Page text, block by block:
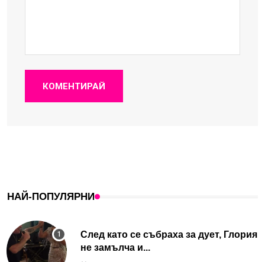
КОМЕНТИРАЙ
НАЙ-ПОПУЛЯРНИ
След като се събраха за дует, Глория
не замълча и...